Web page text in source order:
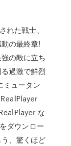
れた戦士、
の最終章!
の敵に立ち
過激で鮮烈
ミュータン
な
ダウンロー
、驚くほど